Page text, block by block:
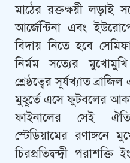
মাঠের রক্তক্ষয়ী লড়াই
আর্জেন্টিনা এবং
বিদায় নিতে হবে
নির্মম সত্যের
শ্রেষ্ঠত্বের সূর্যখ্যাত
মুহূর্তে এসে ফুটবলের
​ফাইনালের সেই
স্টেডিয়ামের
চিরপ্রতিদ্বন্দ্বী